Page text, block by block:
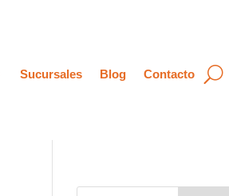
Sucursales Blog Contacto